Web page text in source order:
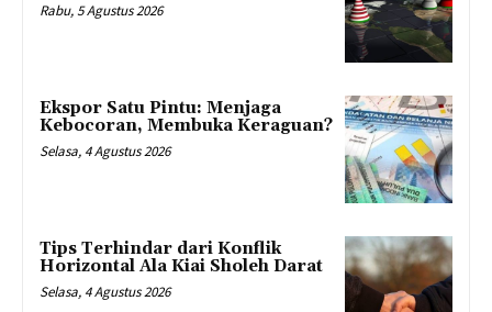
Rabu, 5 Agustus 2026
Ekspor Satu Pintu: Menjaga
Kebocoran, Membuka Keraguan?
Selasa, 4 Agustus 2026
Tips Terhindar dari Konflik
Horizontal Ala Kiai Sholeh Darat
Selasa, 4 Agustus 2026